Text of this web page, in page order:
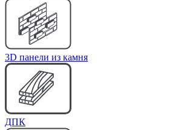
3D панели из камня
ДПК